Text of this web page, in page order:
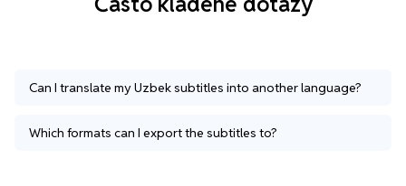
Can I translate my Uzbek subtitles into another language?
Which formats can I export the subtitles to?